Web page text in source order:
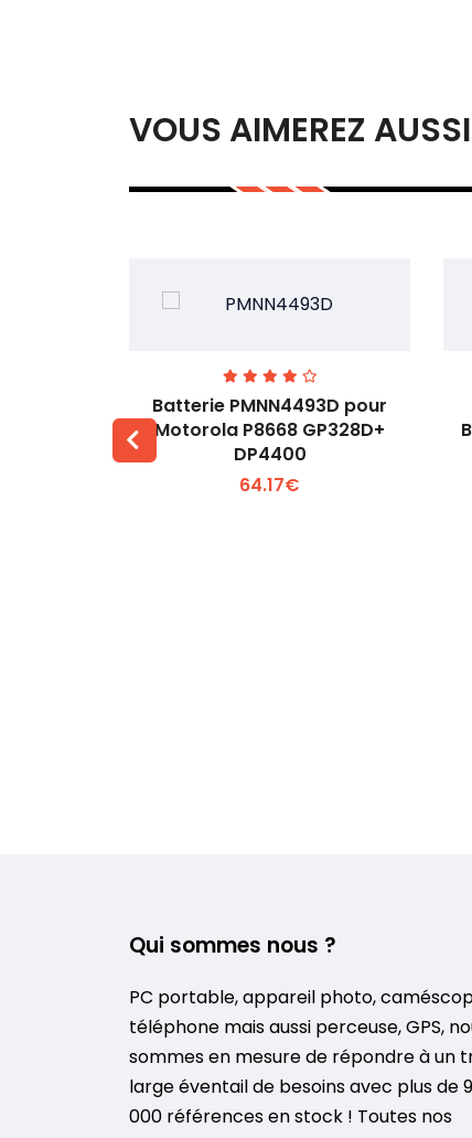
VOUS AIMEREZ AUSSI
Voir plus +
Batterie PMNN4493D pour
Motorola P8668 GP328D+
DP4400
64.17€
Qui sommes nous ?
PC portable, appareil photo,
téléphone mais aussi perceuse, GPS,
sommes en mesure de répondre à un
large éventail de besoins avec plus de
000 références en stock ! Toutes nos